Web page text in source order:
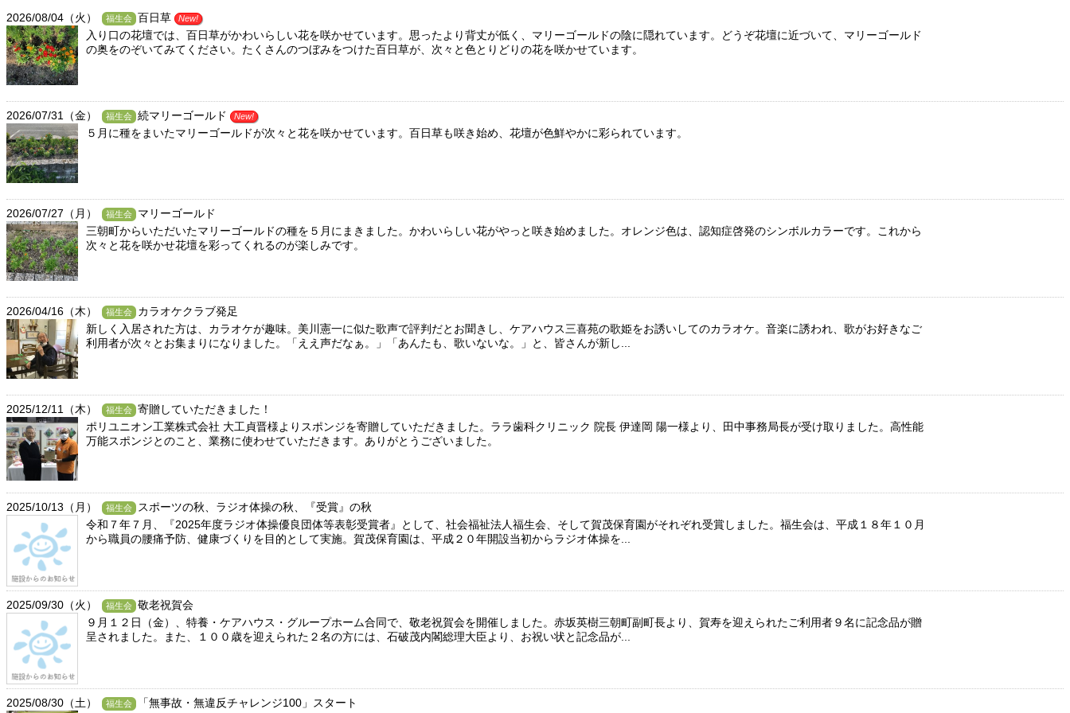
2026/08/04（火） 福生会 百日草 New!
入り口の花壇では、百日草がかわいらしい花を咲かせています。思ったより背丈が低く、マリーゴールドの陰に隠れています。どうぞ花壇に近づいて、マリーゴールド
の奥をのぞいてみてください。たくさんのつぼみをつけた百日草が、次々と色とりどりの花を咲かせています。
2026/07/31（金） 福生会 続マリーゴールド New!
５月に種をまいたマリーゴールドが次々と花を咲かせています。百日草も咲き始め、花壇が色鮮やかに彩られています。
2026/07/27（月） 福生会
マリーゴールド
三朝町からいただいたマリーゴールドの種を５月にまきました。かわいらしい花がやっと咲き始めました。オレンジ色は、認知症啓発のシンボルカラーです。これから
次々と花を咲かせ花壇を彩ってくれるのが楽しみです。
2026/04/16（木） 福生会
カラオケクラブ発足
新しく入居された方は、カラオケが趣味。美川憲一に似た歌声で評判だとお聞きし、ケアハウス三喜苑の歌姫をお誘いしてのカラオケ。音楽に誘われ、歌がお好きなご
利用者が次々とお集まりになりました。「ええ声だなぁ。」「あんたも、歌いないな。」と、皆さんが新し...
2025/12/11（木） 福生会 寄贈していただきました！
ポリユニオン工業株式会社 大工貞晋様よりスポンジを寄贈していただきました。ララ歯科クリニック 院長 伊達岡 陽一様より、田中事務局長が受け取りました。高性能
万能スポンジとのこと、業務に使わせていただきます。ありがとうございました。
2025/10/13（月） 福生会
スポーツの秋、ラジオ体操の秋、『受賞』の秋
令和７年７月、『2025年度ラジオ体操優良団体等表彰受賞者』として、社会福祉法人福生会、そして賀茂保育園がそれぞれ受賞しました。福生会は、平成１８年１０月
から職員の腰痛予防、健康づくりを目的として実施。賀茂保育園は、平成２０年開設当初からラジオ体操を...
2025/09/30（火） 福生会 敬老祝賀会
９月１２日（金）、特養・ケアハウス・グループホーム合同で、敬老祝賀会を開催しました。赤坂英樹三朝町副町長より、賀寿を迎えられたご利用者９名に記念品が贈
呈されました。また、１００歳を迎えられた２名の方には、石破茂内閣総理大臣より、お祝い状と記念品が...
2025/08/30（土） 福生会 「無事故・無違反チャレンジ100」スタート